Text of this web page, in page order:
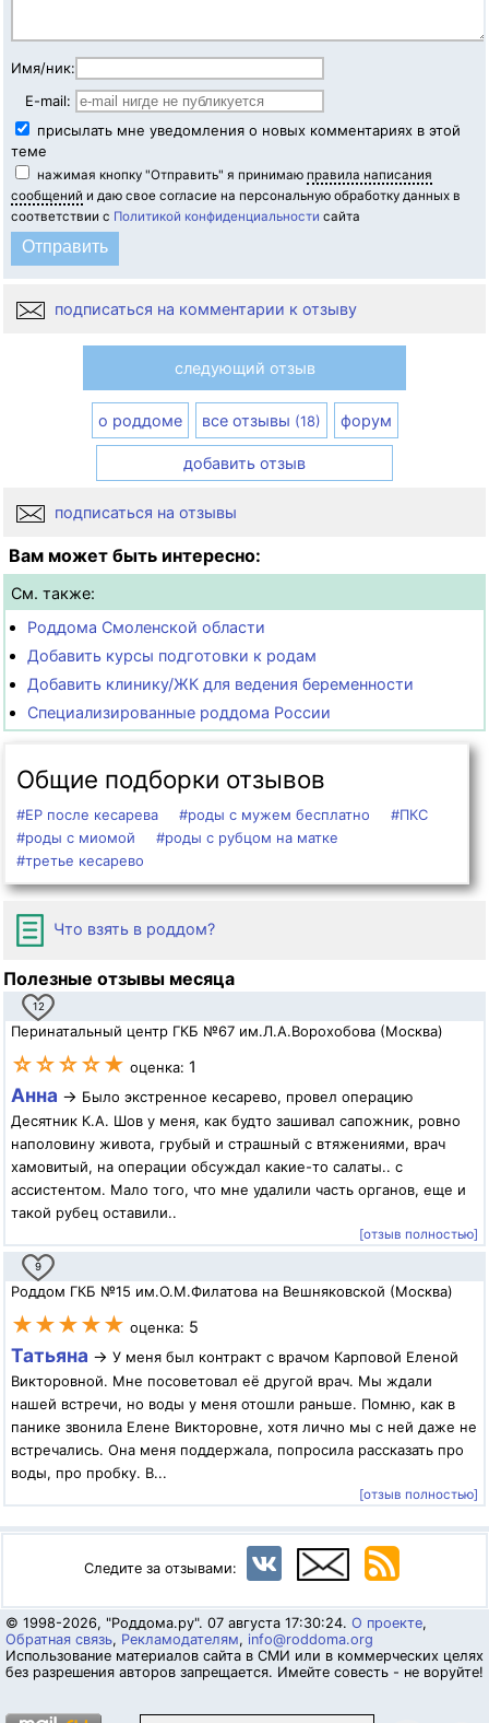
Имя/ник:
E-mail:
присылать мне уведомления о новых комментариях в этой
теме
нажимая кнопку "Отправить" я принимаю правила написания
сообщений и даю свое согласие на персональную обработку данных в
соответствии с Политикой конфиденциальности сайта
подписаться на комментарии к отзыву
следующий отзыв
о роддоме все отзывы (18) форум
добавить отзыв
подписаться на отзывы
Вам может быть интересно:
См. также:
Роддома Смоленской области
Добавить курсы подготовки к родам
Добавить клинику/ЖК для ведения беременности
Специализированные роддома России
Общие подборки отзывов
#ЕР после кесарева #роды с мужем бесплатно
#ПКС
#роды с миомой
#роды с рубцом на матке
#третье кесарево
Что взять в роддом?
Полезные отзывы месяца
12
Перинатальный центр ГКБ №67 им.Л.А.Ворохобова (Москва)
☆☆☆☆★ оценка: 1
Анна → Было экстренное кесарево, провел операцию
Десятник К.А. Шов у меня, как будто зашивал сапожник, ровно
наполовину живота, грубый и страшный с втяжениями, врач
хамовитый, на операции обсуждал какие-то салаты.. с
ассистентом. Мало того, что мне удалили часть органов, еще и
такой рубец оставили..
[отзыв полностью]
9
Роддом ГКБ №15 им.О.М.Филатова на Вешняковской (Москва)
★★★★★ оценка: 5
Татьяна → У меня был контракт с врачом Карповой Еленой
Викторовной. Мне посоветовал её другой врач. Мы ждали
нашей встречи, но воды у меня отошли раньше. Помню, как в
панике звонила Елене Викторовне, хотя лично мы с ней даже не
встречались. Она меня поддержала, попросила рассказать про
воды, про пробку. В...
[отзыв полностью]
Следите за отзывами:
© 1998-2026, "Роддома.ру". 07 августа 17:30:24. О проекте,
Обратная связь, Рекламодателям, info@roddoma.org
Использование материалов сайта в СМИ или в коммерческих целях
без разрешения авторов запрещается. Имейте совесть - не воруйте!